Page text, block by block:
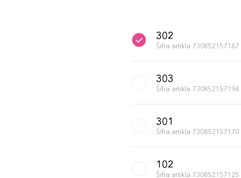
302
Šifra artikla 730852157187
303
Šifra artikla 730852157194
301
Šifra artikla 730852157170
102
Šifra artikla 730852157125